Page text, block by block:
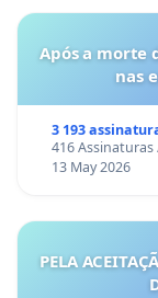
Após a morte
nas
3 193
416 Assinaturas
13 May 2026
PELA